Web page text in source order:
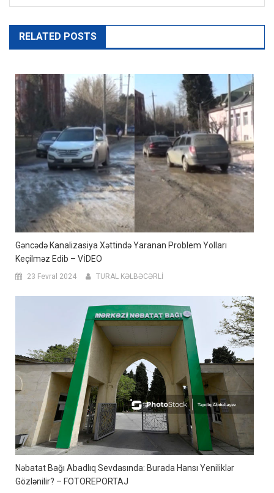
RELATED POSTS
Gəncədə Kanalizasiya Xəttində Yaranan Problem Yolları
Keçilməz Edib – VİDEO
23 Fevral 2024 TURAL KƏLBƏCƏRLİ
Nəbatat Bağı Abadlıq Sevdasında: Burada Hansı Yeniliklər
Gözlənilir? – FOTOREPORTAJ